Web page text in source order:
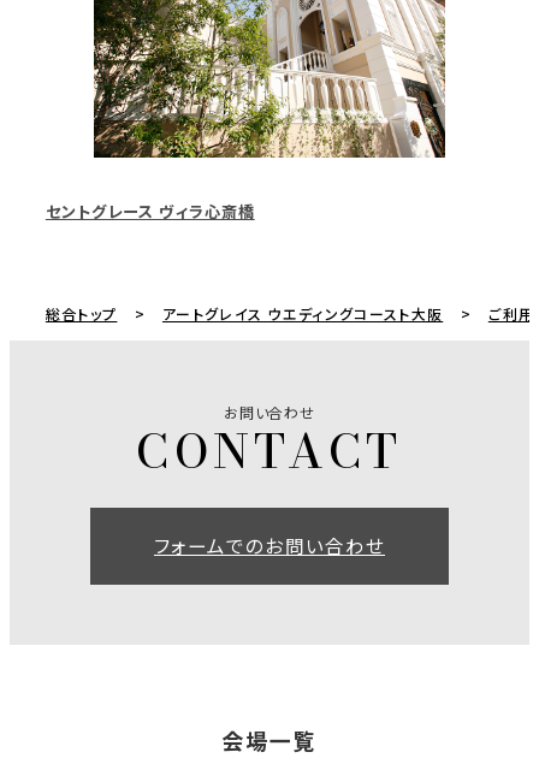
セントグレース ヴィラ心斎橋
総合トップ アートグレイス ウエディングコースト大阪 ご利用
お問い合わせ
フォームでのお問い合わせ
会場一覧